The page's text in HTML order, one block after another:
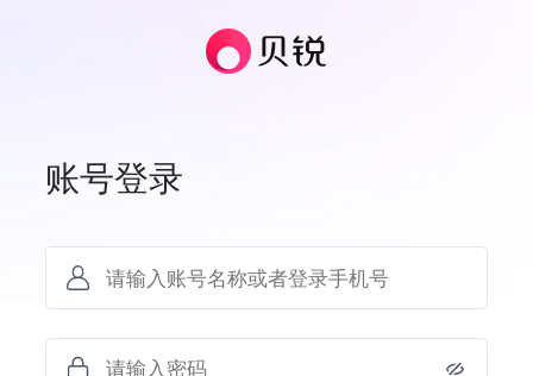
账号登录